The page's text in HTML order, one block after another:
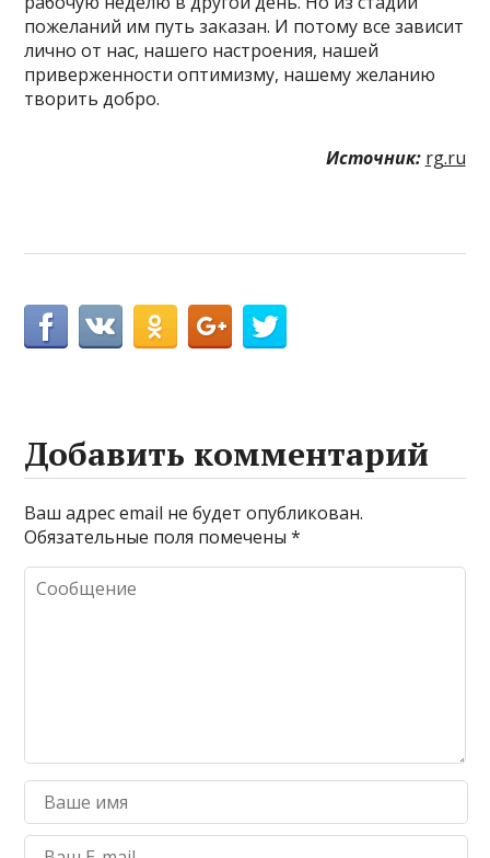
пожеланий им путь заказан. И потому все зависит
лично от нас, нашего настроения, нашей
приверженности оптимизму, нашему желанию
творить добро.
Источник: rg.ru
Добавить комментарий
Ваш адрес email не будет опубликован.
Обязательные поля помечены*